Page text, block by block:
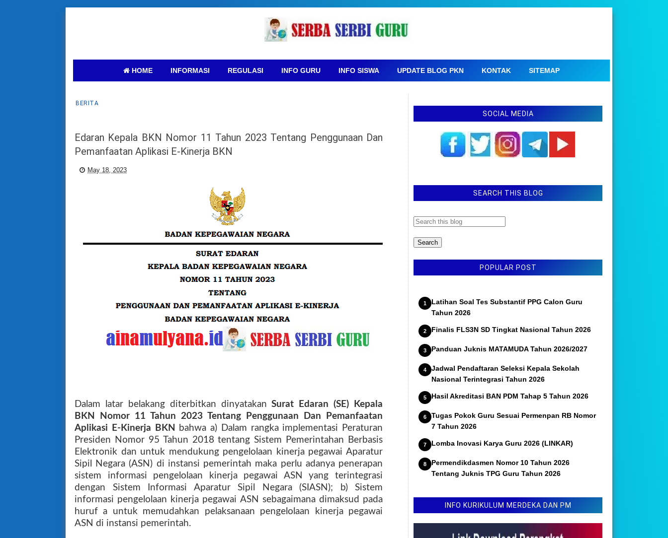
HOME INFORMASI REGULASI INFO GURU INFO SISWA UPDATE BLOG PKN KONTAK SITEMAP
BERITA
Edaran Kepala BKN Nomor 11 Tahun 2023 Tentang Penggunaan Dan
Pemanfaatan Aplikasi E-Kinerja BKN
May 18, 2023
Dalam latar belakang diterbitkan dinyatakanSurat Edaran (SE) Kepala
BKN Nomor 11 Tahun 2023 Tentang Penggunaan Dan Pemanfaatan
Aplikasi E-Kinerja BKN
bahwa a) Dalam rangka implementasi Peraturan
Presiden Nomor 95 Tahun 2018 tentang Sistem Pemerintahan Berbasis
Elektronik dan untuk mendukung pengelolaan kinerja pegawai Aparatur
Sipil Negara (ASN) di instansi pemerintah maka perlu adanya penerapan
sistem informasi pengelolaan kinerja pegawai ASN yang terintegrasi
dengan Sistem Informasi Aparatur Sipil Negara (SIASN); b) Sistem
informasi pengelolaan kinerja pegawai ASN sebagaimana dimaksud pada
huruf a untuk memudahkan pelaksanaan pengelolaan kinerja pegawai
ASN di instansi pemerintah.
SOCIAL MEDIA
SEARCH THIS BLOG
POPULAR POST
Latihan Soal Tes Substantif PPG Calon Guru
Tahun 2026
Finalis FLS3N SD Tingkat Nasional Tahun 2026
Panduan Juknis MATAMUDA Tahun 2026/2027
Jadwal Pendaftaran Seleksi Kepala Sekolah
Nasional Terintegrasi Tahun 2026
Hasil Akreditasi BAN PDM Tahap 5 Tahun 2026
Tugas Pokok Guru Sesuai Permenpan RB Nomor
7 Tahun 2026
Lomba Inovasi Karya Guru 2026 (LINKAR)
Permendikdasmen Nomor 10 Tahun 2026
Tentang Juknis TPG Guru Tahun 2026
INFO KURIKULUM MERDEKA DAN PM